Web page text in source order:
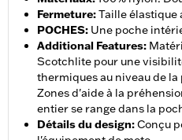
Fermeture:Taille élastique
POCHES: Une poche
Additional Features:
Scotchlite pour une
thermiques au niveau de
Zones d'aide à la
entier se range dans la
Détails du design:Conçu